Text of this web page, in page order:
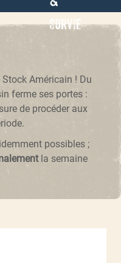
Survie
Américain ! Du
ferme ses portes :
de procéder aux
possibles ;
la semaine